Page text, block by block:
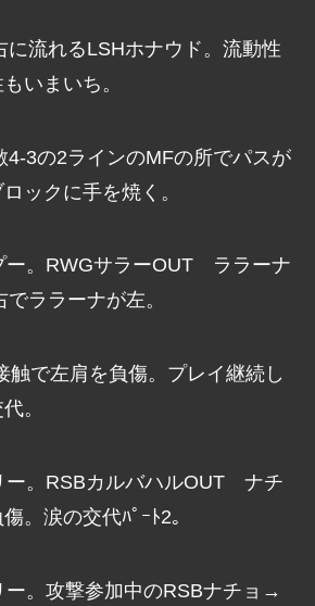
に流れるLSHホナウド。流動性
いまいち。
4-3の2ラインのMFの所でパスが
ックに手を焼く。
ー。RWGサラーOUT ララーナ
ララーナが左。
触で左肩を負傷。プレイ継続し
。
ー。RSBカルバハルOUT ナチ
。涙の交代ﾊﾟｰﾄ2。
ー。攻撃参加中のRSBナチョ→